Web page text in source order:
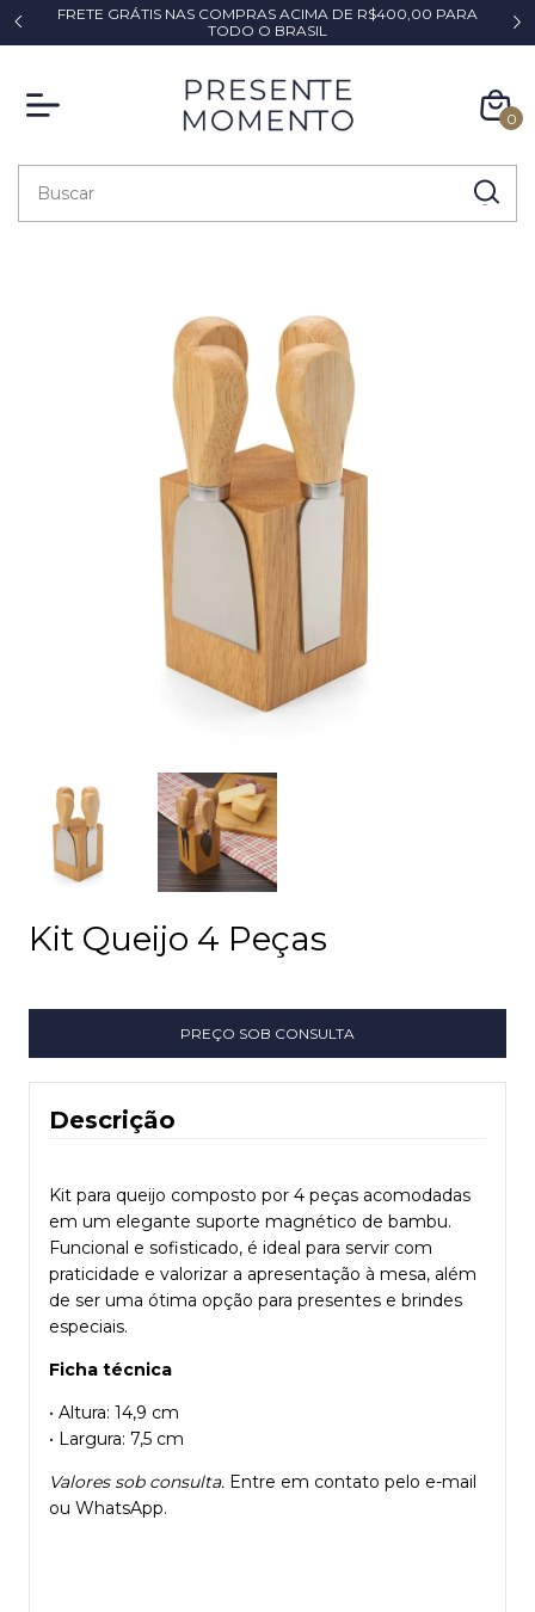
FRETE GRÁTIS NAS COMPRAS ACIMA DE R$400,00 PARA
TODO O BRASIL
0
Kit Queijo 4 Peças
Descrição
Kit para queijo composto por 4 peças acomodadas
em um elegante suporte magnético de bambu.
Funcional e sofisticado, é ideal para servir com
praticidade e valorizar a apresentação à mesa, além
de ser uma ótima opção para presentes e brindes
especiais.
Ficha técnica
• Altura: 14,9 cm
• Largura: 7,5 cm
Valores sob consulta. Entre em contato pelo e-mail
ou WhatsApp.